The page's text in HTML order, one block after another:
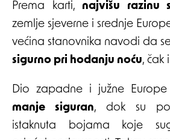
Prema karti, najvišu razinu
zemlje sjeverne i srednje
većina stanovnika navodi da
sigurno pri hodanju noću, čak
Dio zapadne i južne
manje siguran, dok su
istaknuta bojama koje